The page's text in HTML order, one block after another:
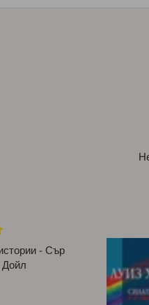
- Сър
Дойл